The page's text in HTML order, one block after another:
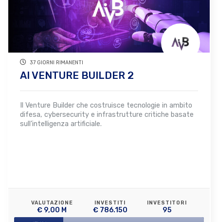
37 GIORNI RIMANENTI
AI VENTURE BUILDER 2
Il Venture Builder che costruisce tecnologie in ambito
difesa, cybersecurity e infrastrutture critiche basate
sull’intelligenza artificiale.
VALUTAZIONE
€ 9,00 M
INVESTITI
€ 786.150
INVESTITORI
95